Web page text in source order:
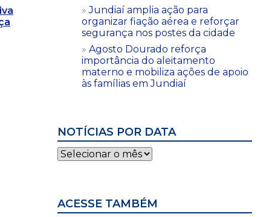
Jundiaí amplia ação para
organizar fiação aérea e reforçar
segurança nos postes da cidade
Agosto Dourado reforça
importância do aleitamento
materno e mobiliza ações de apoio
às famílias em Jundiaí
NOTÍCIAS POR DATA
Notícias
por
ACESSE TAMBÉM